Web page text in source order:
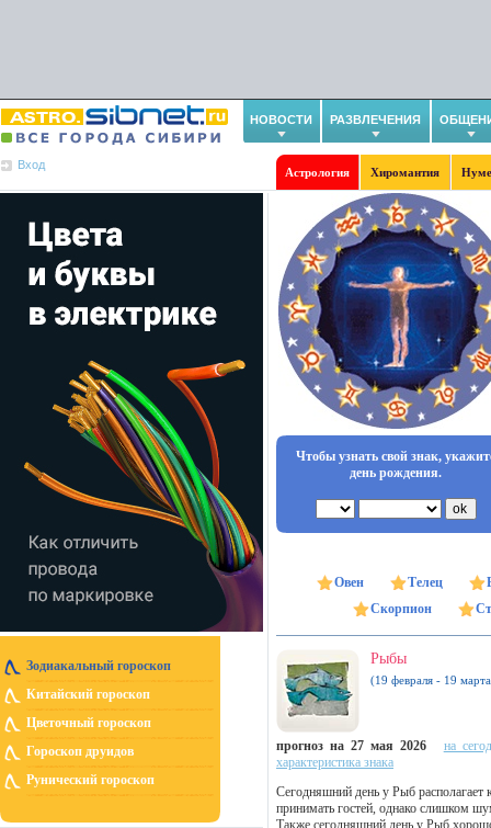
НОВОСТИ РАЗВЛЕЧЕНИЯ
Вход
Астрология Хиромантия
Зодиакальный гороскоп
Китайский гороскоп
Цветочный гороскоп
Гороскоп друидов
Рунический гороскоп
Чтобы узнать свой знак,
день рождения.
Овен Телец
Скорпион
Рыбы
(19 февраля - 19
прогноз на 27 мая 2026
на
характеристика знака
Сегодняшний день у Рыб
принимать гостей, однако слишком
Также сегодняшний день у Рыб